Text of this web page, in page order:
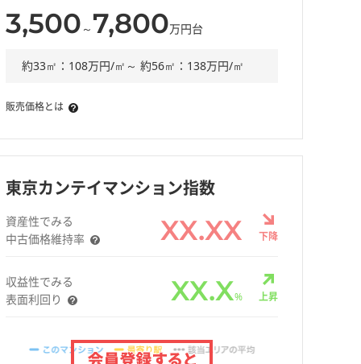
3,500 ～ 7,800万円台
約33㎡：108万円/㎡～ 約56㎡：138万円/㎡
販売価格とは
東京カンテイマンション指数
資産性でみる
中古価格維持率
XX.XX 下降
収益性でみる
表面利回り
XX.X% 上昇